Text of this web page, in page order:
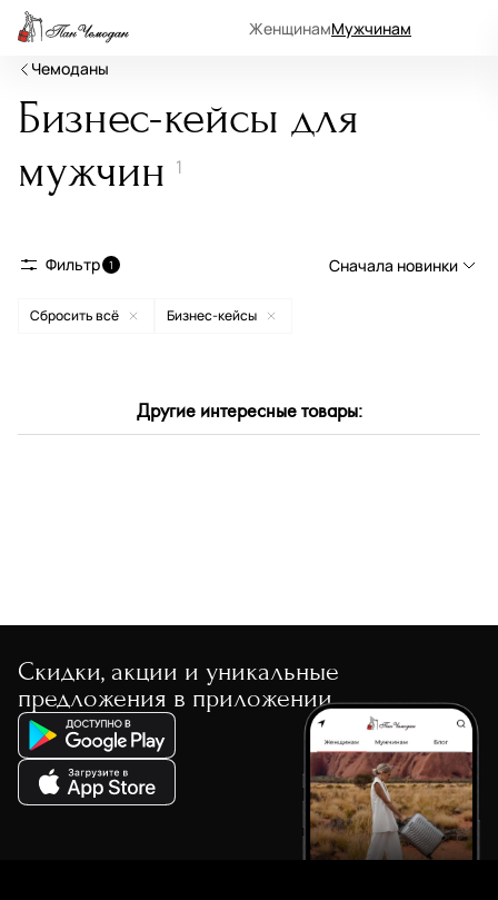
ЖенщинамМужчинам
Чемоданы
Бизнес-кейсы для
мужчин 1
Фильтр 1 Сначала новинки
По возрастанию цены
По убыванию цены
Сбросить всё Бизнес-кейсы
Другие интересные товары:
Скидки, акции и уникальные
предложения в приложении